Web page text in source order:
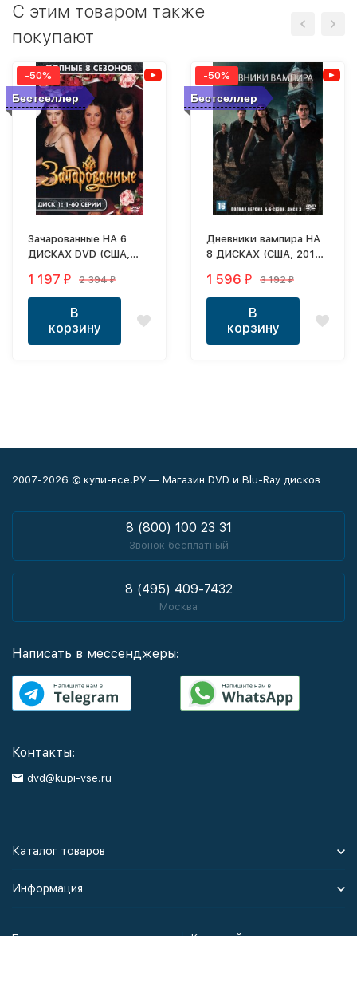
C этим товаром также
покупают
Бестселлер
-50%
Зачарованные НА 6
ДИСКАХ DVD (США,
версия, 8 сезонов, 178
серий)
1 197 ₽ 2 394₽
В
корзину
Бестселлер
-50%
Дневники вампира НА
8 ДИСКАХ (США, 2016-
сезонов, 171 серии)
1 596 ₽ 3 192₽
В
корзину
2007-2026 © купи-все.РУ — Магазин DVD и Blu-Ray дисков
8 (800) 100 23 31
Звонок бесплатный
8 (495) 409-7432
Москва
Написать в мессенджеры:
Контакты:
dvd@kupi-vse.ru
Каталог товаров
Информация
Политика персональных данных Карта сайта